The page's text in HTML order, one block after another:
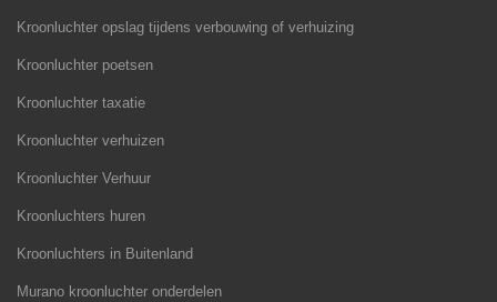
Kroonluchter opslag tijdens verbouwing of verhuizing
Kroonluchter poetsen
Kroonluchter taxatie
Kroonluchter verhuizen
Kroonluchter Verhuur
Kroonluchters huren
Kroonluchters in Buitenland
Murano kroonluchter onderdelen